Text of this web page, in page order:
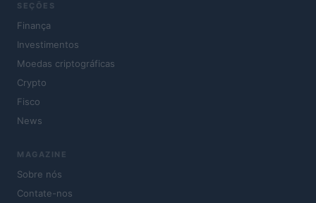
SEÇÕES
Finança
Investimentos
Moedas criptográficas
Crypto
Fisco
News
MAGAZINE
Sobre nós
Contate-nos